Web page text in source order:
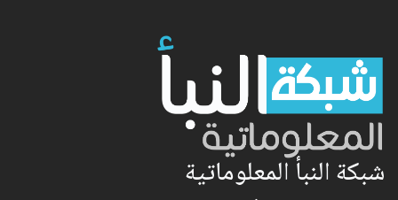
شبكة النبأ المعلوماتية